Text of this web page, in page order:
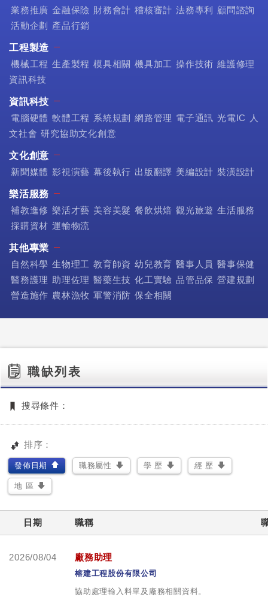
業務推廣 金融保險 財務會計 稽核審計 法務專利
顧問諮詢
活動企劃
產品行銷
工程製造
機械工程 生產製程 模具相關 機具加工 操作技術 維護修理
資訊科技
資訊科技
電腦硬體 軟體工程 系統規劃 網路管理 電子通訊 光電IC
人
文社會 研究協助文化創意
文化創意
新聞媒體 影視演藝 幕後執行 出版翻譯 美編設計 裝潢設計
樂活服務
補教進修 樂活才藝 美容美髮 餐飲烘焙 觀光旅遊 生活服務
採購資材 運輸物流
其他專業
自然科學 生物理工 教育師資 幼兒教育 醫事人員 醫事保健
醫務護理 助理佐理 醫藥生技 化工實驗 品管品保 營建規劃
營造施作 農林漁牧 軍警消防 保全相關
職缺列表
搜尋條件：
排序：
發佈日期 職務屬性 學 歷 經 歷
地 區
日期 職稱
2026/08/04 廠務助理
榕建工程股份有限公司
協助處理輸入料單及廠務相關資料。